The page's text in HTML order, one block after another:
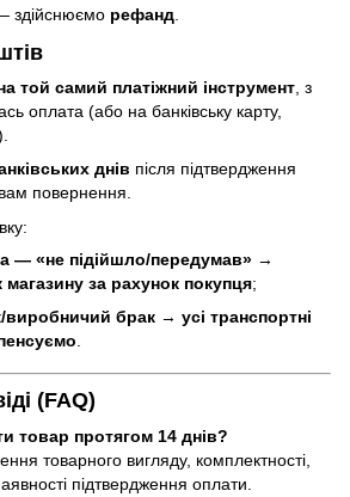
здійснюємо рефанд.
той самий платіжний інструмент , з
оплата (або на банківську карту,
днів після підтвердження
повернення.
— «не підійшло/передумав» →
магазину за рахунок покупця;
виробничий брак → усі транспортні
.
(FAQ)
товар протягом 14 днів?
товарного вигляду, комплектності,
підтвердження оплати.